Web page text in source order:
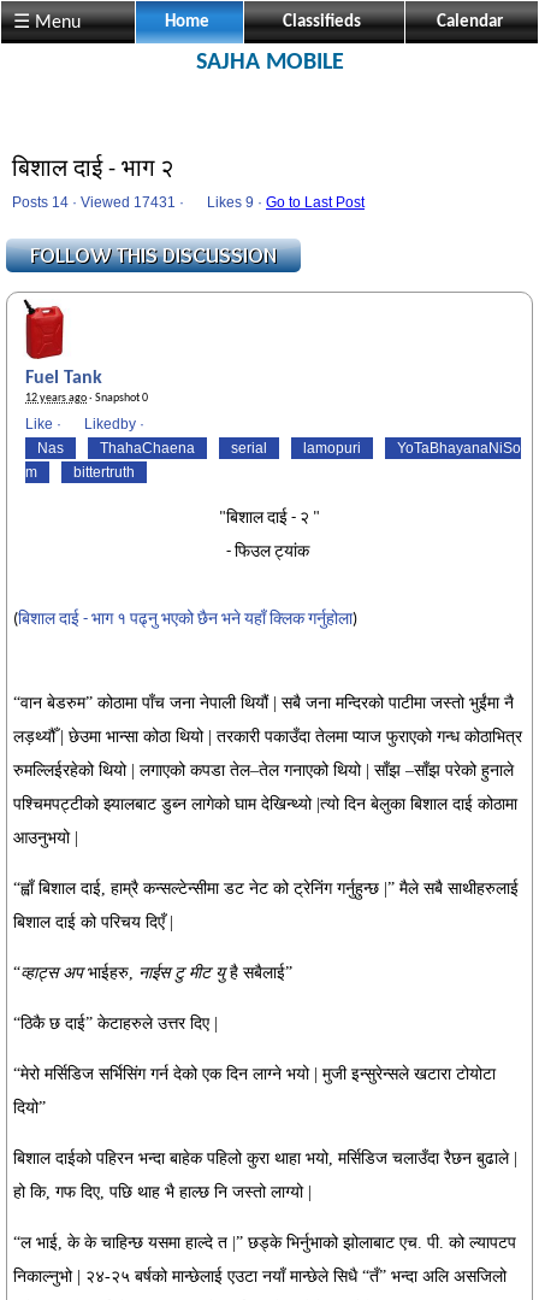
☰ Menu Home Classifieds Calendar
SAJHA MOBILE
बिशाल दाई - भाग २
Posts 14 · Viewed 17431 · Likes 9 · Go to Last Post
Fuel Tank
12 years ago· Snapshot 0
Like · Likedby ·
Nas
ThahaChaena serial lamopuri
YoTaBhayanaNiSo
m
bittertruth
"बिशाल दाई - २ "
- फिउल ट्यांक
(बिशाल दाई - भाग १ पढ्नु भएको छैन भने यहाँ क्लिक गर्नुहोला)
“वान बेडरुम” कोठामा पाँच जना नेपाली थियौं | सबै जना मन्दिरको पाटीमा जस्तो भुईंमा नै
लड़थ्यौँ | छेउमा भान्सा कोठा थियो | तरकारी पकाउँदा तेलमा प्याज फुराएको गन्ध कोठाभित्र
रुमल्लिईरहेको थियो | लगाएको कपडा तेल–तेल गनाएको थियो | साँझ –साँझ परेको हुनाले
पश्चिमपट्टीको झ्यालबाट डुब्न लागेको घाम देखिन्थ्यो | त्यो दिन बेलुका बिशाल दाई कोठामा
आउनुभयो |
“ह्वाँ बिशाल दाई, हाम्रै कन्सल्टेन्सीमा डट नेट को ट्रेनिंग गर्नुहुन्छ |” मैले सबै साथीहरुलाई
बिशाल दाई को परिचय दिएँ |
“व्हाट्स अपभाईहरु, नाईस टु मीट युहै सबैलाई”
“ठिकै छ दाई” केटाहरुले उत्तर दिए |
“मेरो मर्सिडिज सर्भिसिंग गर्न देको एक दिन लाग्ने भयो | मुजी इन्सुरेन्सले खटारा टोयोटा
दियो”
बिशाल दाईको पहिरन भन्दा बाहेक पहिलो कुरा थाहा भयो, मर्सिडिज चलाउँदा रैछन बुढाले |
हो कि, गफ दिए, पछि थाह भै हाल्छ नि जस्तो लाग्यो |
“ल भाई, के के चाहिन्छ यसमा हाल्दे त |” छड्के भिर्नुभाको झोलाबाट एच. पी. को ल्यापटप
निकाल्नुभो | २४-२५ बर्षको मान्छेलाई एउटा नयाँ मान्छेले सिधै “तँ” भन्दा अलि असजिलो